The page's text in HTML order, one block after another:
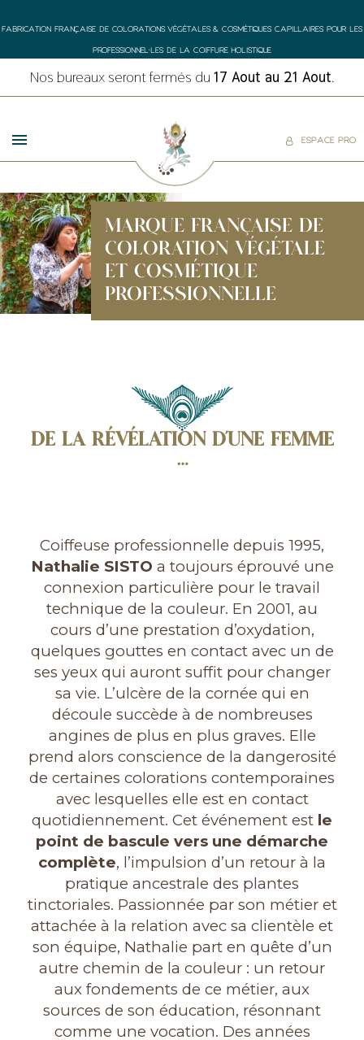
FABRICATION FRANÇAISE DE COLORATIONS VÉGÉTALES & COSMÉTIQUES CAPILLAIRES POUR LES
PROFESSIONNEL•LES DE LA COIFFURE HOLISTIQUE
Nos bureaux seront fermés du 17 Aout au 21 Aout.
ESPACE PRO
MARQUE FRANÇAISE DE
COLORATION VÉGÉTALE
ET COSMÉTIQUE
PROFESSIONNELLE
DE LA RÉVÉLATION D’UNE FEMME
…
Coiffeuse professionnelle depuis 1995,
Nathalie SISTO a toujours éprouvé une
connexion particulière pour le travail
technique de la couleur. En 2001, au
cours d’une prestation d’oxydation,
quelques gouttes en contact avec un de
ses yeux qui auront suffit pour changer
sa vie. L’ulcère de la cornée qui en
découle succède à de nombreuses
angines de plus en plus graves. Elle
prend alors conscience de la dangerosité
de certaines colorations contemporaines
avec lesquelles elle est en contact
quotidiennement. Cet événement est le
point de bascule vers une démarche
complète, l’impulsion d’un retour à la
pratique ancestrale des plantes
tinctoriales. Passionnée par son métier et
attachée à la relation avec sa clientèle et
son équipe, Nathalie part en quête d’un
autre chemin de la couleur : un retour
aux fondements de ce métier, aux
sources de son éducation, résonnant
comme une vocation. Des années